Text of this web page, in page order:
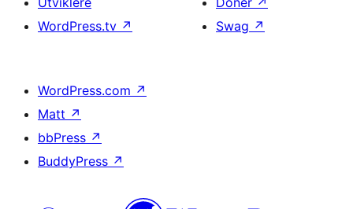
WordPress.tv ↗
Swag ↗
WordPress.com ↗
Matt ↗
bbPress ↗
BuddyPress ↗